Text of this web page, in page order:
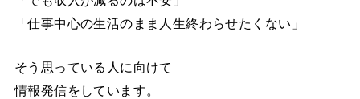
「仕事中心の生活のまま人生終わらせたくない」
そう思っている人に向けて
情報発信をしています。